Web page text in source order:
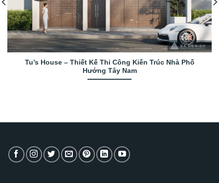
Tu’s House – Thiết Kế Thi Công Kiến Trúc Nhà Phố
Hướng Tây Nam